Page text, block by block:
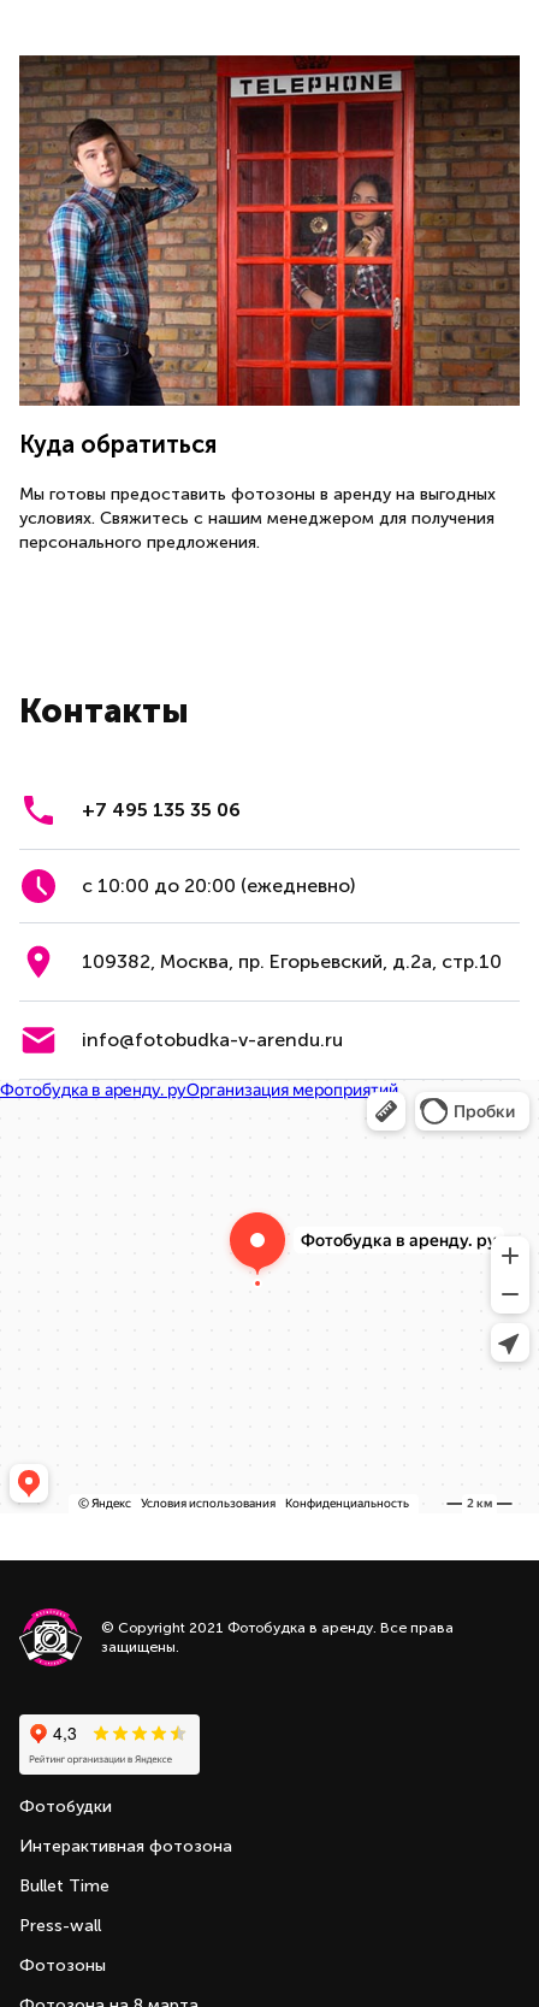
Куда обратиться
Мы готовы предоставить фотозоны в аренду на выгодных
условиях. Свяжитесь с нашим менеджером для получения
персонального предложения.
Контакты
+7 495 135 35 06
с 10:00 до 20:00 (ежедневно)
109382, Москва, пр. Егорьевский, д.2а, стр.10
info@fotobudka-v-arendu.ru
© Copyright 2021 Фотобудка в аренду. Все права
защищены.
Фотобудки
Интерактивная фотозона
Bullet Time
Press-wall
Фотозоны